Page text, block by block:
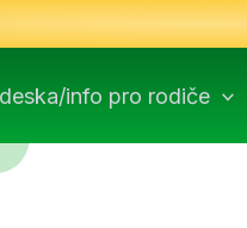
info pro rodiče